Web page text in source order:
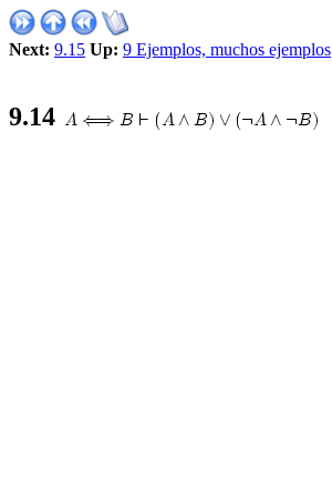
Next: 9.15 Up: 9 Ejemplos, muchos ejemplos
9.14